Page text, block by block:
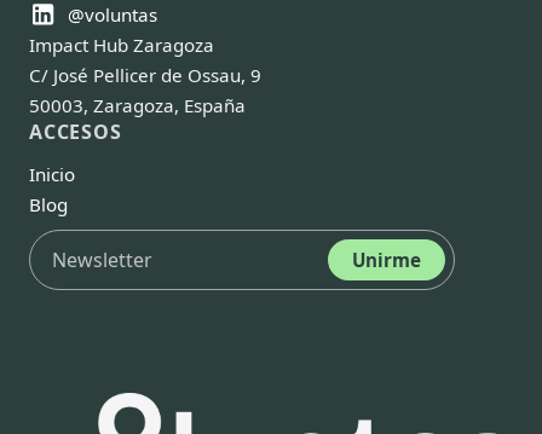
@voluntas
Impact Hub Zaragoza
C/ José Pellicer de Ossau, 9
50003, Zaragoza, España
ACCESOS
Inicio
Blog
Unirme